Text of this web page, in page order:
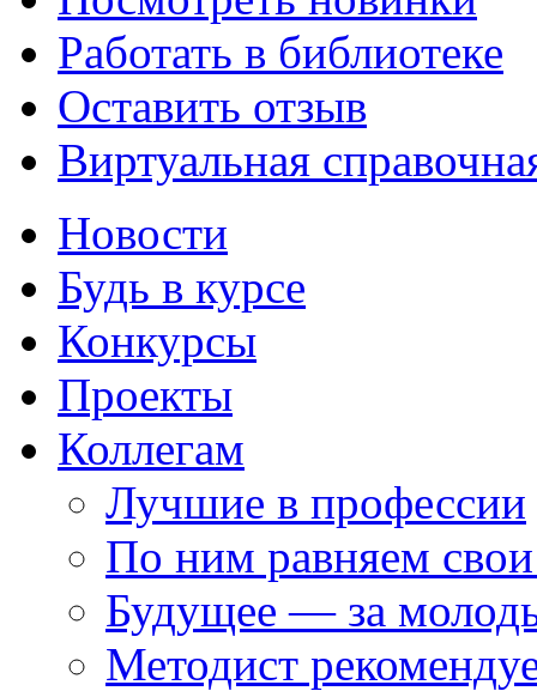
Работать в библиотеке
Оставить отзыв
Виртуальная
Новости
Будь в курсе
Конкурсы
Проекты
Коллегам
Лучшие в профессии
По ним равняем
Будущее — за
Методист